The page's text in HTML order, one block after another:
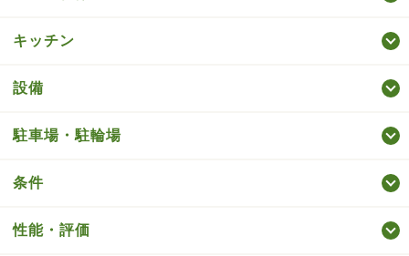
キッチン
設備
駐車場・駐輪場
条件
性能・評価